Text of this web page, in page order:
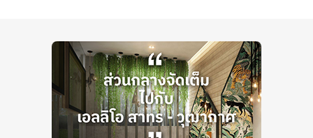
www.thansettakij.com